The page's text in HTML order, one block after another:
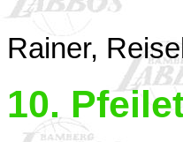
Rainer,
10.